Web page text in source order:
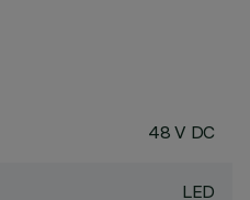
48 V DC
LED